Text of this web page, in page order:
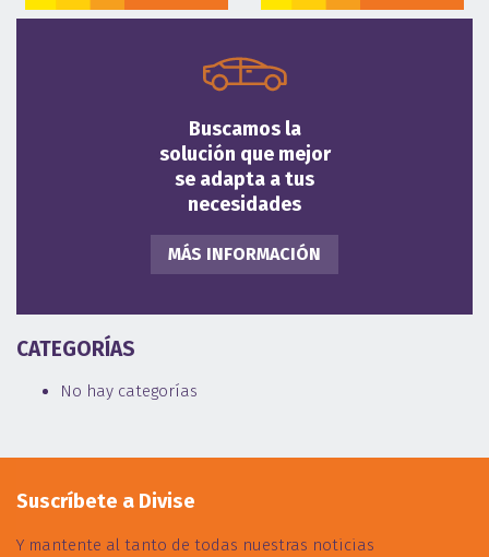
Buscamos la
solución que mejor
se adapta a tus
necesidades
MÁS INFORMACIÓN
CATEGORÍAS
No hay categorías
Suscríbete a Divise
Y mantente al tanto de todas nuestras noticias